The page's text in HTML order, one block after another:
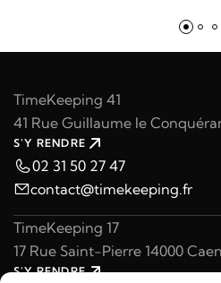
TimeKeeping 41
41 Rue Guillaume le
S'Y RENDRE
02 31 50 27 47
contact@timekeeping.fr
TimeKeeping 17
17 Rue Saint-Pierre 14000 Caen
S'Y RENDRE